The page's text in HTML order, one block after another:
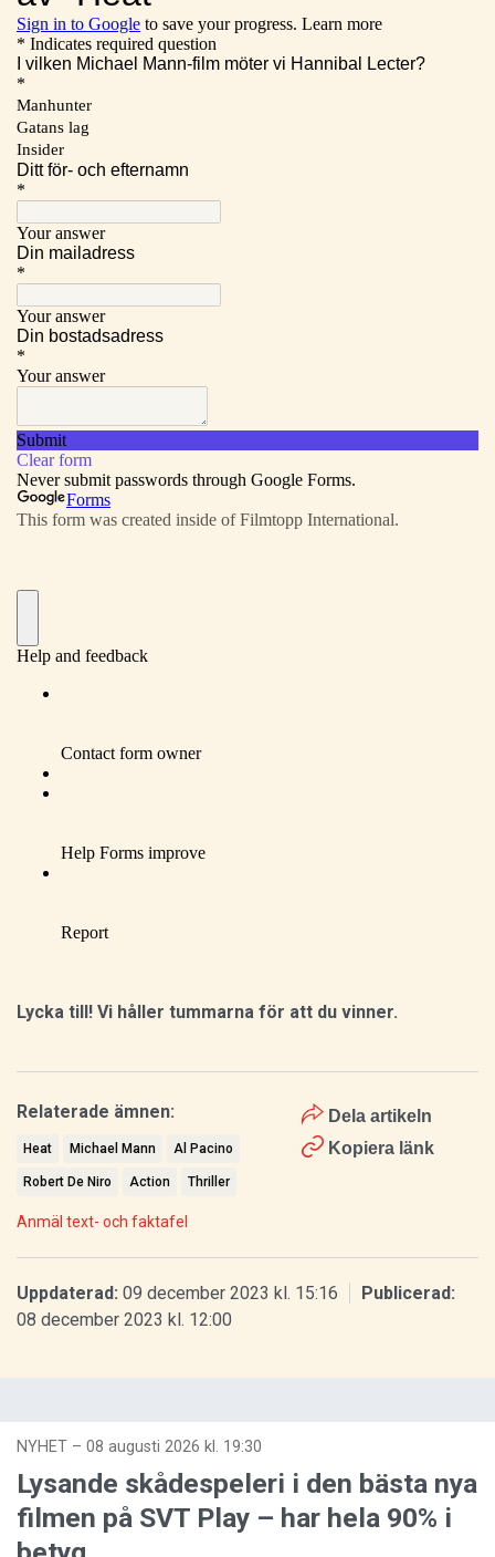
Lycka till! Vi håller tummarna för att du vinner.
Dela artikeln
Kopiera länk
Relaterade ämnen:
Heat Michael Mann Al Pacino
Robert De Niro Action Thriller
Anmäl text- och faktafel
Uppdaterad: 09 december 2023 kl. 15:16
Publicerad:
08 december 2023 kl. 12:00
NYHET – 08 augusti 2026 kl. 19:30
Lysande skådespeleri i den bästa nya
filmen på SVT Play – har hela 90% i